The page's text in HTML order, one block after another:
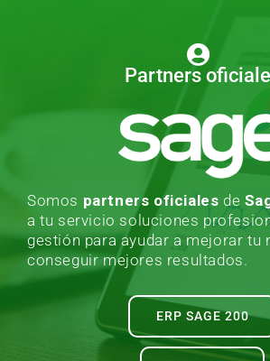
Partners
Somos partners oficiales de
a tu servicio soluciones
gestión para ayudar a mejorar tu
conseguir mejores resultados.
ERP SAGE 200